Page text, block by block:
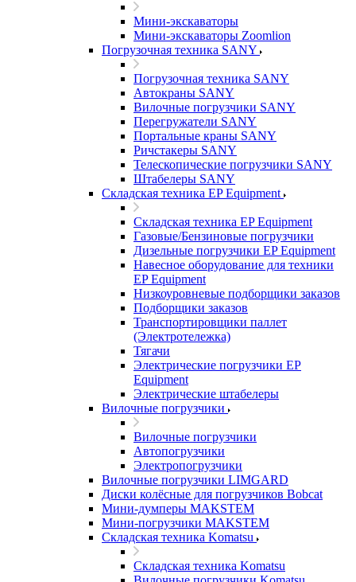
Мини-экскаваторы
Мини-экскаваторы Zoomlion
Погрузочная техника SANY
Погрузочная техника SANY
Автокраны SANY
Вилочные погрузчики SANY
Перегружатели SANY
Портальные краны SANY
Ричстакеры SANY
Телескопические погрузчики SANY
Штабелеры SANY
Складская техника EP Equipment
Складская техника EP Equipment
Газовые/Бензиновые погрузчики
Дизельные погрузчики EP Equipment
Навесное оборудование для техники
EP Equipment
Низкоуровневые подборщики заказов
Подборщики заказов
Транспортировщики паллет
(Электротележка)
Тягачи
Электрические погрузчики EP
Equipment
Электрические штабелеры
Вилочные погрузчики
Вилочные погрузчики
Автопогрузчики
Электропогрузчики
Вилочные погрузчики LIMGARD
Диски колёсные для погрузчиков Bobcat
Мини-думперы MAKSTEM
Мини-погрузчики MAKSTEM
Складская техника Komatsu
Складская техника Komatsu